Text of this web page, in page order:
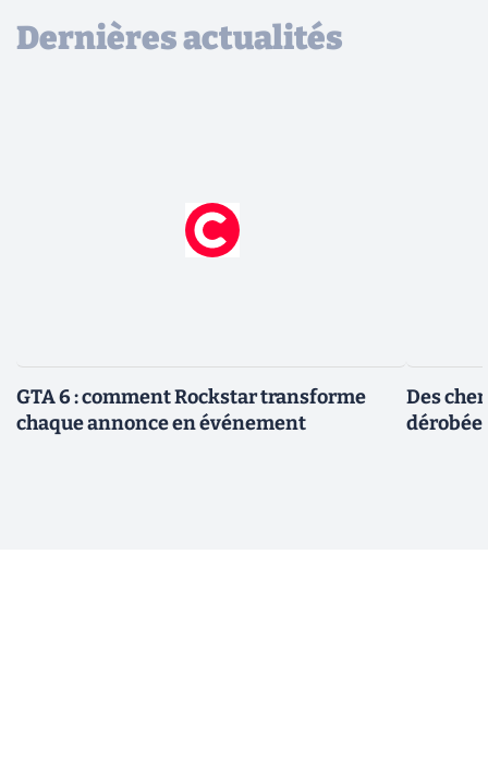
Dernières actualités
GTA 6 : comment Rockstar transforme
chaque annonce en événement
Des